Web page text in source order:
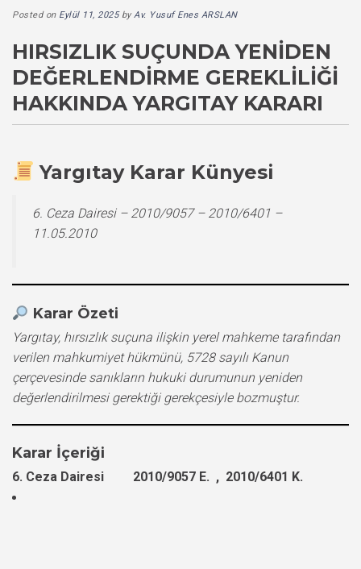
Posted on Eylül 11, 2025byAv. Yusuf Enes ARSLAN
HIRSIZLIK SUÇUNDA YENIDEN
DEĞERLENDIRME GEREKLILIĞI
HAKKINDA YARGITAY KARARI
Yargıtay Karar Künyesi
6. Ceza Dairesi – 2010/9057 – 2010/6401 –
11.05.2010
Karar Özeti
Yargıtay, hırsızlık suçuna ilişkin yerel mahkeme tarafından
verilen mahkumiyet hükmünü, 5728 sayılı Kanun
çerçevesinde sanıkların hukuki durumunun yeniden
değerlendirilmesi gerektiği gerekçesiyle bozmuştur.
Karar İçeriği
6. Ceza Dairesi 2010/9057 E. , 2010/6401 K.